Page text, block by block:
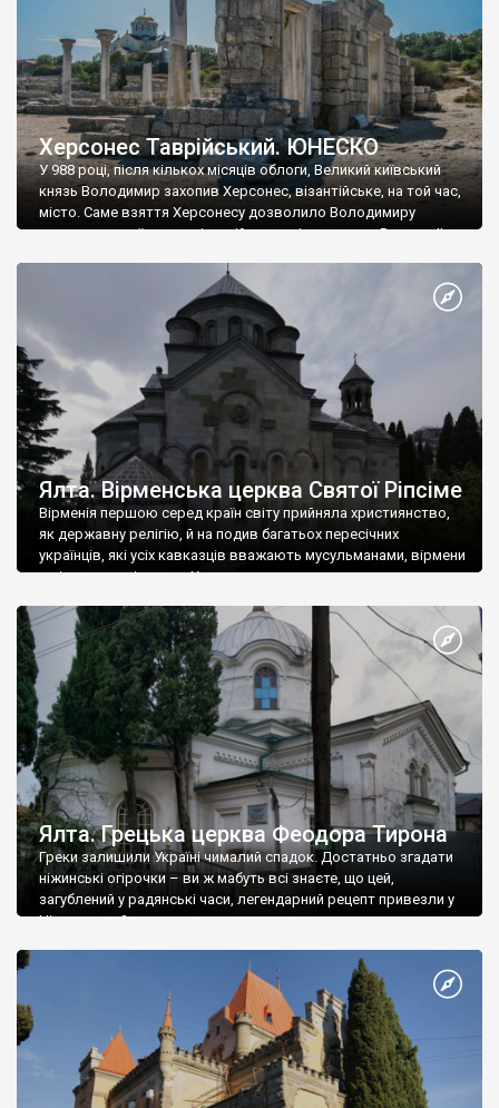
Херсонес Таврійський. ЮНЕСКО
У 988 році, після кількох місяців облоги, Великий київський
князь Володимир захопив Херсонес, візантійське, на той час,
місто. Саме взяття Херсонесу дозволило Володимиру
диктувати свої умови візантійському імператору Василю ІІ, та
Херсонесі Володимир-язичник, став Василем-християнином.
А потім було Хрещення Русі. На честь Херсонесу Таврійського
Ялта. Вірменська церква Святої Ріпсіме
Вірменія першою серед країн світу прийняла християнство,
як державну релігію, й на подив багатьох пересічних
українців, які усіх кавказців вважають мусульманами, вірмени
є відданими вірянами Христа
Ялта. Грецька церква Феодора Тирона
Греки залишили Україні чималий спадок. Достатньо згадати
ніжинські огірочки – ви ж мабуть всі знаєте, що цей,
загублений у радянські часи, легендарний рецепт привезли у
Ніжин греки?